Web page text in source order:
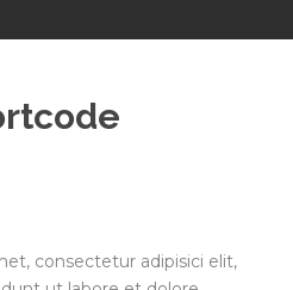
consectetur adipisici elit,